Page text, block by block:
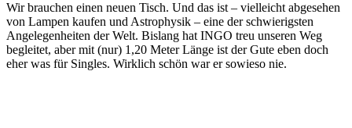
Wir brauchen einen neuen Tisch. Und das ist – vielleicht abgesehen
von Lampen kaufen und Astrophysik – eine der schwierigsten
Angelegenheiten der Welt. Bislang hat INGO treu unseren Weg
begleitet, aber mit (nur) 1,20 Meter Länge ist der Gute eben doch
eher was für Singles. Wirklich schön war er sowieso nie.